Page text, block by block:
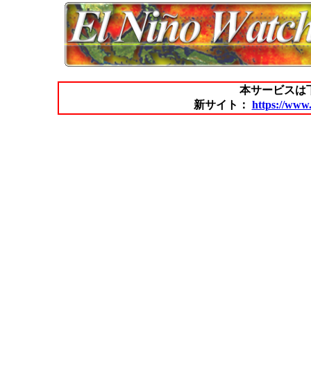
本サービスは
新サイト： https://